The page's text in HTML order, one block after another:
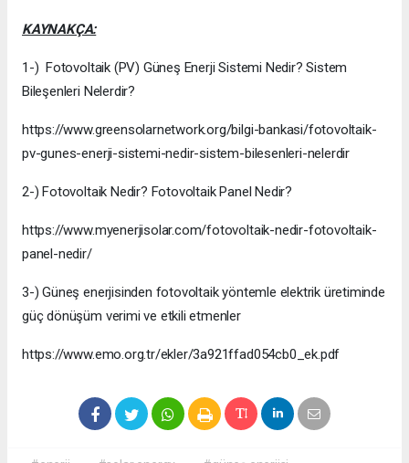
KAYNAKÇA:
1-) Fotovoltaik (PV) Güneş Enerji Sistemi Nedir? Sistem
Bileşenleri Nelerdir?
https://www.greensolarnetwork.org/bilgi-bankasi/fotovoltaik-
pv-gunes-enerji-sistemi-nedir-sistem-bilesenleri-nelerdir
2-) Fotovoltaik Nedir? Fotovoltaik Panel Nedir?
https://www.myenerjisolar.com/fotovoltaik-nedir-fotovoltaik-
panel-nedir/
3-) Güneş enerjisinden fotovoltaik yöntemle elektrik üretiminde
güç dönüşüm verimi ve etkili etmenler
https://www.emo.org.tr/ekler/3a921ffad054cb0_ek.pdf